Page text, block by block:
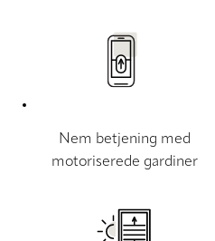
Nem betjening med
motoriserede gardiner